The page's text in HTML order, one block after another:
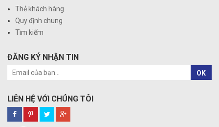
Thẻ khách hàng
Quy định chung
Tìm kiếm
ĐĂNG KÝ NHẬN TIN
OK
LIÊN HỆ VỚI CHÚNG TÔI